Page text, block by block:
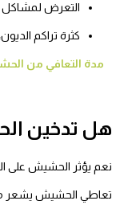
التعرض لمشاكل
كثرة تراكم
مدة التعافي من
هل تدخين
نعم يؤثر الحشيش على
تعاطي الحشيش يشعر